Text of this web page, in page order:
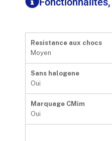
Resistance aux chocs
Moyen
Sans halogene
Oui
Marquage CMim
Oui